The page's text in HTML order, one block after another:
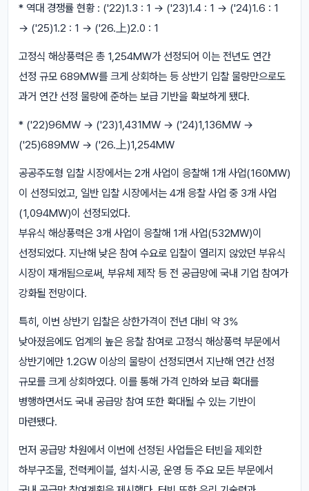
* 역대 경쟁률 현황 : ('22)1.3 : 1 → ('23)1.4 : 1 → ('24)1.6 : 1
→ ('25)1.2 : 1 → ('26.上)2.0 : 1
고정식 해상풍력은 총 1,254MW가 선정되어 이는 전년도 연간
선정 규모 689MW를 크게 상회하는 등 상반기 입찰 물량만으로도
과거 연간 선정 물량에 준하는 보급 기반을 확보하게 됐다.
* ('22)96MW → ('23)1,431MW → ('24)1,136MW →
('25)689MW → ('26.上)1,254MW
공공주도형 입찰 시장에서는 2개 사업이 응찰해 1개 사업(160MW)
이 선정되었고, 일반 입찰 시장에서는 4개 응찰 사업 중 3개 사업
(1,094MW)이 선정되었다.
부유식 해상풍력은 3개 사업이 응찰해 1개 사업(532MW)이
선정되었다. 지난해 낮은 참여 수요로 입찰이 열리지 않았던 부유식
시장이 재개됨으로써, 부유체 제작 등 전 공급망에 국내 기업 참여가
강화될 전망이다.
특히, 이번 상반기 입찰은 상한가격이 전년 대비 약 3%
낮아졌음에도 업계의 높은 응찰 참여로 고정식 해상풍력 부문에서
상반기에만 1.2GW 이상의 물량이 선정되면서 지난해 연간 선정
규모를 크게 상회하였다. 이를 통해 가격 인하와 보급 확대를
병행하면서도 국내 공급망 참여 또한 확대될 수 있는 기반이
마련됐다.
먼저 공급망 차원에서 이번에 선정된 사업들은 터빈을 제외한
하부구조물, 전력케이블, 설치·시공, 운영 등 주요 모든 부문에서